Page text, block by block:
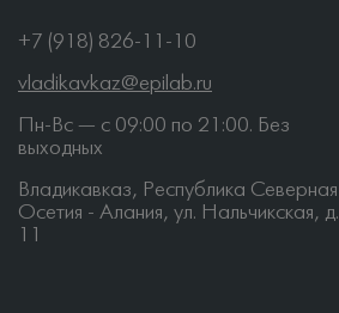
+7 (918) 826-11-10
vladikavkaz@epilab.ru
Пн-Вс — c 09:00 по 21:00. Без
выходных
Владикавказ, Республика Северная
Осетия - Алания, ул. Нальчикская, д.